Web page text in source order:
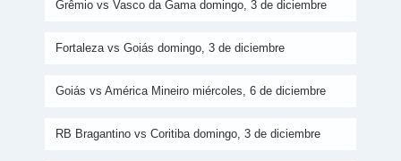
Grêmio vs Vasco da Gama domingo, 3 de diciembre
Fortaleza vs Goiás domingo, 3 de diciembre
Goiás vs América Mineiro miércoles, 6 de diciembre
RB Bragantino vs Coritiba domingo, 3 de diciembre